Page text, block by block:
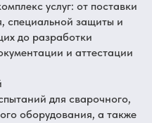
услуг: от поставки
специальной защиты и
до разработки
и аттестации
для сварочного,
оборудования, а также